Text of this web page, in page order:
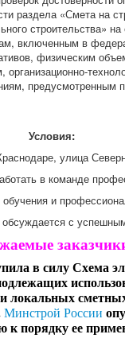
раздела «Смета на
строительства» на
включенным в
физическим
организационно-
предусмотренным
Условия:
улица
в команде
и
обсуждается с
в силу Схема
локальных
Минстрой России
к порядку ее